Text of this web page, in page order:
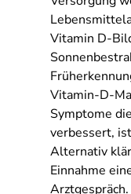
Vitamin D-
Vitamin-D-
Symptome
verbessert,
Alternativ
Einnahme
Arztgespräch.